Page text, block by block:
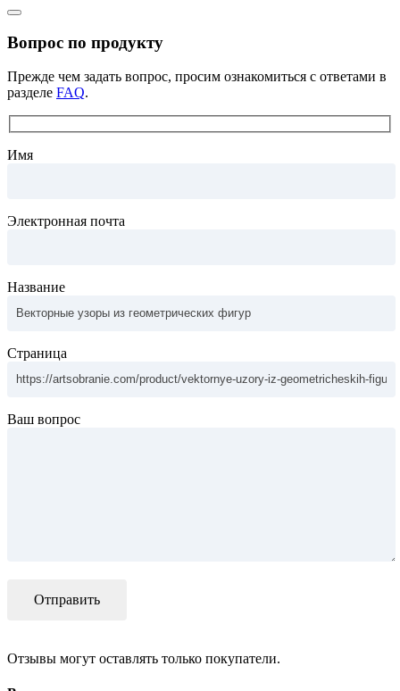
Вопрос по продукту
Прежде чем задать вопрос, просим ознакомиться с ответами в
разделе FAQ.
Имя
Электронная почта
Название
Страница
Ваш вопрос
Отзывы могут оставлять только покупатели.